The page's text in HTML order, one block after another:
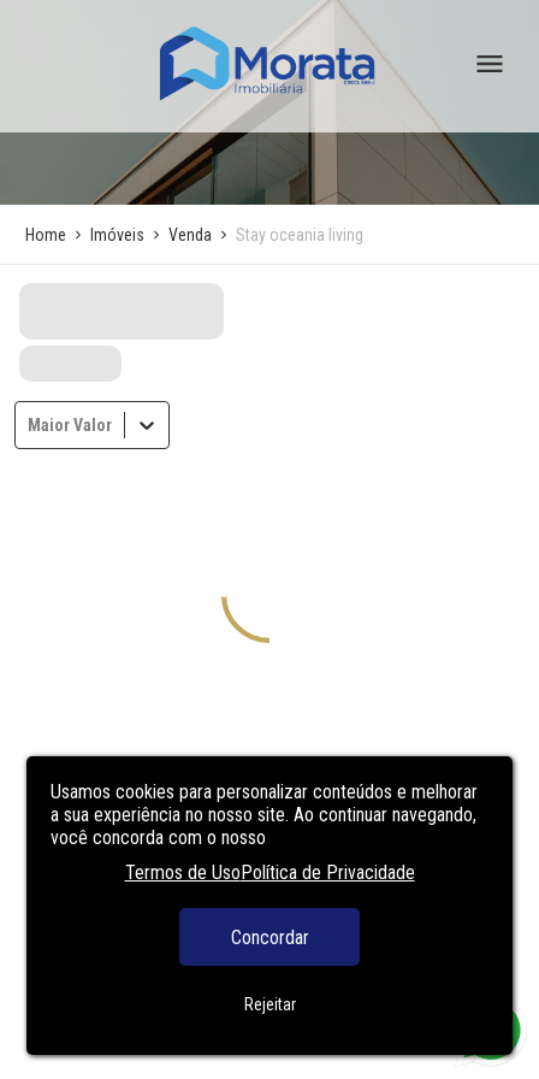
Usamos cookies para personalizar conteúdos e melhorar
a sua experiência no nosso site. Ao continuar navegando,
você concorda com o nosso
Termos de UsoPolítica de Privacidade
Concordar
Rejeitar
Home Imóveis Venda Stay oceania living
Maior Valor